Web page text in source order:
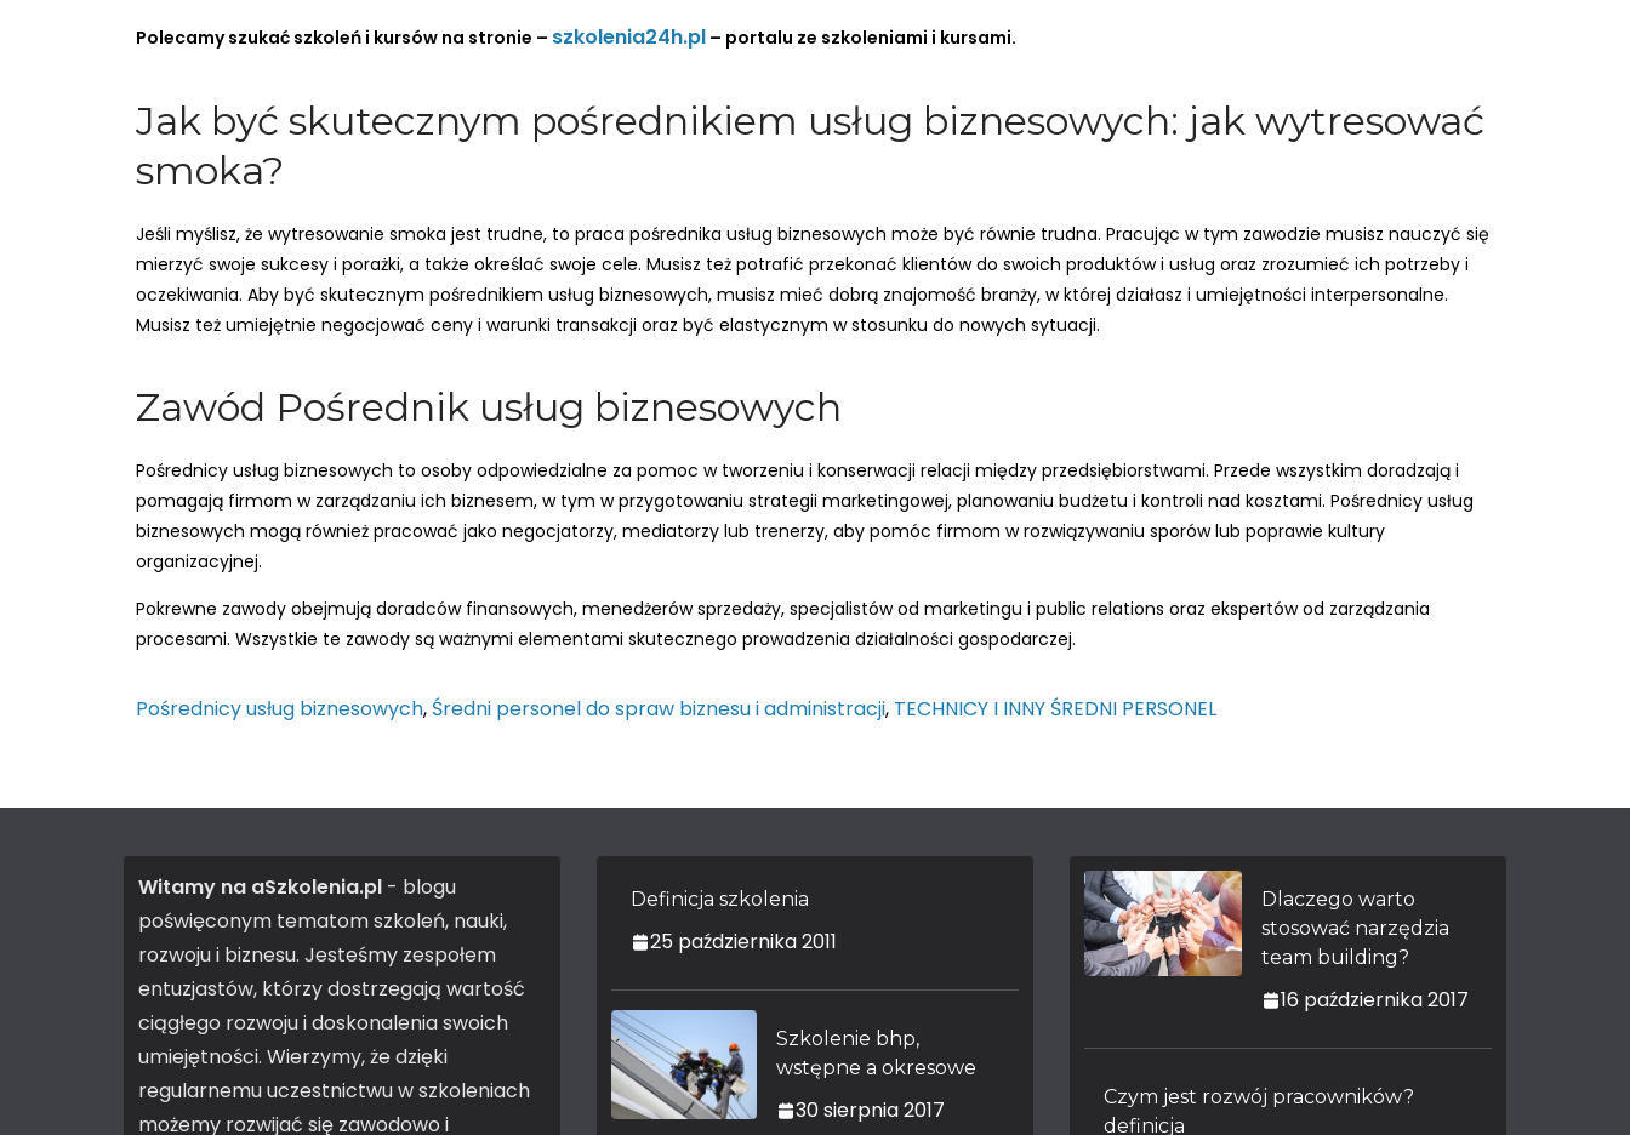
Polecamy szukać szkoleń i kursów na stronie – szkolenia24h.pl – portalu ze szkoleniami i kursami.
Jak być skutecznym pośrednikiem usług biznesowych: jak wytresować
smoka?
Jeśli myślisz, że wytresowanie smoka jest trudne, to praca pośrednika usług biznesowych może być równie trudna. Pracując w tym zawodzie musisz nauczyć się
mierzyć swoje sukcesy i porażki, a także określać swoje cele. Musisz też potrafić przekonać klientów do swoich produktów i usług oraz zrozumieć ich potrzeby i
oczekiwania. Aby być skutecznym pośrednikiem usług biznesowych, musisz mieć dobrą znajomość branży, w której działasz i umiejętności interpersonalne.
Musisz też umiejętnie negocjować ceny i warunki transakcji oraz być elastycznym w stosunku do nowych sytuacji.
Zawód Pośrednik usług biznesowych
Pośrednicy usług biznesowych to osoby odpowiedzialne za pomoc w tworzeniu i konserwacji relacji między przedsiębiorstwami. Przede wszystkim doradzają i
pomagają firmom w zarządzaniu ich biznesem, w tym w przygotowaniu strategii marketingowej, planowaniu budżetu i kontroli nad kosztami. Pośrednicy usług
biznesowych mogą również pracować jako negocjatorzy, mediatorzy lub trenerzy, aby pomóc firmom w rozwiązywaniu sporów lub poprawie kultury
organizacyjnej.
Pokrewne zawody obejmują doradców finansowych, menedżerów sprzedaży, specjalistów od marketingu i public relations oraz ekspertów od zarządzania
procesami. Wszystkie te zawody są ważnymi elementami skutecznego prowadzenia działalności gospodarczej.
Pośrednicy usług biznesowych, Średni personel do spraw biznesu i administracji, TECHNICY I INNY ŚREDNI PERSONEL
Witamy na aSzkolenia.pl - blogu
poświęconym tematom szkoleń, nauki,
rozwoju i biznesu. Jesteśmy zespołem
entuzjastów, którzy dostrzegają wartość
ciągłego rozwoju i doskonalenia swoich
umiejętności. Wierzymy, że dzięki
regularnemu uczestnictwu w szkoleniach
możemy rozwijać się zawodowo i
Definicja szkolenia
25 października 2011
Szkolenie bhp,
wstępne a okresowe
30 sierpnia 2017
Dlaczego warto
stosować narzędzia
team building?
16 października 2017
Czym jest rozwój pracowników?
definicja